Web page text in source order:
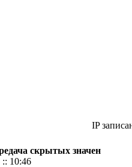
IP
скрытых значен
:: 10:46